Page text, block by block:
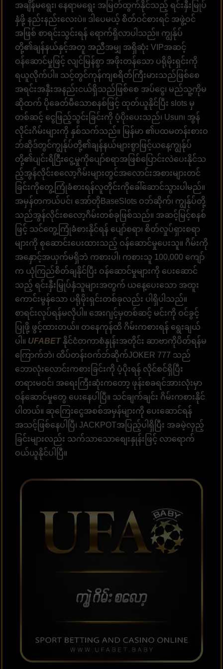
အချိန်မရွေး၊ နေရာမရွေး အမြတ်ထွက်နိုင်သည့် ရင်းနှီးမြုပ်
နှံဖို့ နည်းနည်းလေးပဲ။ ဒါပေမယ့် စိတ်ဝင်စားရင် အဖွဲ့ဝင်
အဖြစ် စာရင်းသွင်းရန် ရောက်ရှိလာပါသည်။ ကျွန်ုပ်
တို့၏ချန်နယ်နှင့်အတူ အညီအမျှ အရှိဆုံး VIPအဆင့်
ဝန်ဆောင်မှုဖြင့် လျင်မြန်စွာ အဖိုးတန်သော ပရိုမိုးရှင်းကို
ရယူလိုက်ပါ။ သင့်တွင်ကုန်ကျစရိတ်ကြီးမားသည်ဖြစ်စေ
အရင်းအနှီးအနည်းငယ်ရှိသည်ဖြစ်စေ အပ်ငွေ၊ မည်သူ့ကိုမ
ဆိုထက် ပိုခေတ်မီသောစနစ်ဖြင့် ထုတ်ယူနိုင်ပြီး slots မှ
တစ်ဆင့် ငွေဖြည့်သွင်းခြင်းကို ပံ့ပိုးပေးသည်၊ Usun၊ အွန်
လိုင်းဂိမ်းများကို နှစ်သက်သည်။ မြန်မာ ၏ပထမတန်းစားဝ
ဘ်ဆိုဒ်တွင်ကျွန်ုပ်တို့၏ချန်နယ်များစွာဖြင့်ယနေ့ကျွန်ုပ်
တို့၏ပျင်းရိငြီးငွေ့မှုကိုပျော်စရာအဖြစ်ပြောင်းလဲပေးနိုင်သ
ည့်အွန်လိုင်းစလော့ဂိမ်းများတွင်အလောင်းအစားများတင်
ခြင်းကိုတွေ့ကြုံခံစားရန်လူတိုင်းကိုခေါ်ဆောင်သွားပါမည်။
အမှန်တကယ်ပင်၊ အော်တိုBaseSlots ဝဘ်ဆိုက်၊ ကျွန်ုပ်တို့
သည်အွန်လိုင်းစလော့ဂိမ်းတစ်ခုဖြစ်သည်။ အဆင့်မြင့်စနစ်
ဖြင့် သင်တွေ့ကြုံခံစားနိုင်ရန် ပျော်စရာ၊ စိတ်လှုပ်ရှားစရာ
များကို စုဆောင်းပေးထားသည့် ဝန်ဆောင်မှုပေးသူ။ ဂိမ်းကို
အနှောင့်အယှက်မရှိဘဲ ကစားပါ၊ ကစားသူ 100,000 ကျော်
က ယုံကြည်စိတ်ချနိုင်ပြီး ဝန်ဆောင်မှုများကို ပေးဆောင်
သည့် ရင်းနှီးမြှုပ်နှံသူများအတွက် ယနေ့ပေးသော အထူး
ကောင်းမွန်သော ပရိုမိုးရှင်းတစ်ခုလည်း ပါရှိပါသည်။
စာရင်းလုပ်ရန်မလိုပါ။ အေးဂျင့်မှတစ်ဆင့် မင်းကို ဝင်ခွင့်
ပြုဖို့ ဖွင့်ထားတယ်။ တနေကုန်ထိ ဂိမ်းကစားရန် ရွေးချယ်
ပါ။ UFABETနိုင်ငံတကာစံနှုန်းအတိုင်း ဆာဗာကိုပိတ်ရန်မ
ကြောက်ဘဲ၊ ထိပ်တန်းဝက်ဘ်ဆိုက်JOKER 777 သည်
ဘောလုံးလောင်းကစားခြင်းကို ပံ့ပိုးရန် လိုင်စင်ရှိပြီး
တရားမဝင်၊ အရေးကြီးဆုံးကတော့ ဖုန်းစခရင်အားလုံးမှာ
ဝန်ဆောင်မှုတွေ ပေးနေပါပြီ။ သင်ချက်ချင်း ဂိမ်းကစားနိုင်
ပါတယ်။ ဆုကြေးငွေအစစ်အမှန်များကို ပေးဆောင်ရန်
အသင့်ဖြစ်နေပါပြီ၊ JACKPOTအပြည့်ပါရှိပြီး အခမဲ့လှည့်
ခြင်းများလည်း သက်သာသောစျေးနှုန်းဖြင့် လာရောက်
ဝယ်ယူနိုင်ပါပြီ။